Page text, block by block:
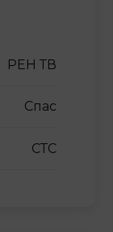
РЕН ТВ
Спас
СТС